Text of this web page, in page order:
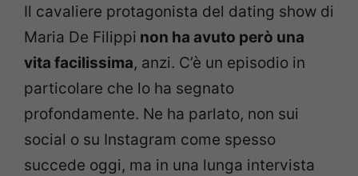
Il cavaliere protagonista del dating show di
Maria De Filippi non ha avuto però una
vita facilissima, anzi. C’è un episodio in
particolare che lo ha segnato
profondamente. Ne ha parlato, non sui
social o su Instagram come spesso
succede oggi, ma in una lunga intervista